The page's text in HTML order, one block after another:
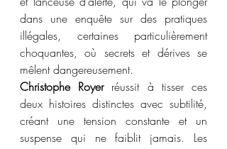
dans une enquête sur des pratiques
illégales, certaines particulièrement
choquantes, où secrets et dérives se
mêlent dangereusement.
Christophe Royer réussit à tisser ces
deux histoires distinctes avec subtilité,
créant une tension constante et un
suspense qui ne faiblit jamais. Les